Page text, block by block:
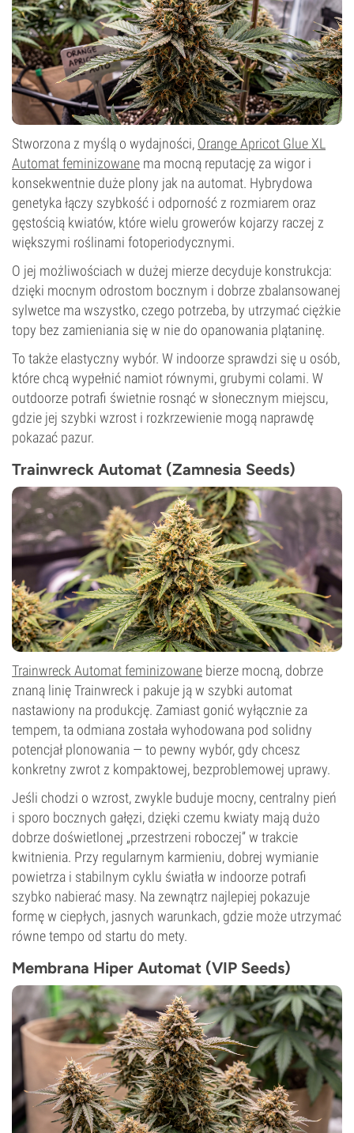
Stworzona z myślą o wydajności, Orange Apricot Glue XL
Automat feminizowane ma mocną reputację za wigor i
konsekwentnie duże plony jak na automat. Hybrydowa
genetyka łączy szybkość i odporność z rozmiarem oraz
gęstością kwiatów, które wielu growerów kojarzy raczej z
większymi roślinami fotoperiodycznymi.
O jej możliwościach w dużej mierze decyduje konstrukcja:
dzięki mocnym odrostom bocznym i dobrze zbalansowanej
sylwetce ma wszystko, czego potrzeba, by utrzymać ciężkie
topy bez zamieniania się w nie do opanowania plątaninę.
To także elastyczny wybór. W indoorze sprawdzi się u osób,
które chcą wypełnić namiot równymi, grubymi colami. W
outdoorze potrafi świetnie rosnąć w słonecznym miejscu,
gdzie jej szybki wzrost i rozkrzewienie mogą naprawdę
pokazać pazur.
Trainwreck Automat (Zamnesia Seeds)
Trainwreck Automat feminizowane bierze mocną, dobrze
znaną linię Trainwreck i pakuje ją w szybki automat
nastawiony na produkcję. Zamiast gonić wyłącznie za
tempem, ta odmiana została wyhodowana pod solidny
potencjał plonowania — to pewny wybór, gdy chcesz
konkretny zwrot z kompaktowej, bezproblemowej uprawy.
Jeśli chodzi o wzrost, zwykle buduje mocny, centralny pień
i sporo bocznych gałęzi, dzięki czemu kwiaty mają dużo
dobrze doświetlonej „przestrzeni roboczej” w trakcie
kwitnienia. Przy regularnym karmieniu, dobrej wymianie
powietrza i stabilnym cyklu światła w indoorze potrafi
szybko nabierać masy. Na zewnątrz najlepiej pokazuje
formę w ciepłych, jasnych warunkach, gdzie może utrzymać
równe tempo od startu do mety.
Membrana Hiper Automat (VIP Seeds)